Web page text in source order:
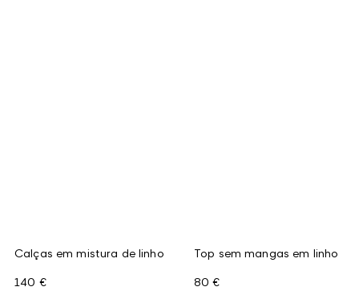
Calças em mistura de linho
140 €
Top sem mangas em linho
80 €